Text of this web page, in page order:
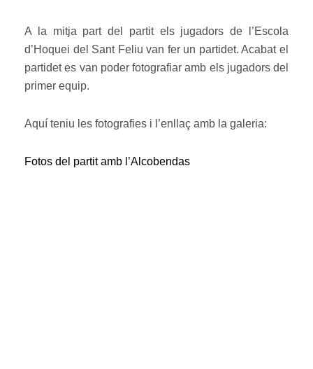
A la mitja part del partit els jugadors de l’Escola
d’Hoquei del Sant Feliu van fer un partidet. Acabat el
partidet es van poder fotografiar amb els jugadors del
primer equip.
Aquí teniu les fotografies i l’enllaç amb la galeria:
Fotos del partit amb l’Alcobendas